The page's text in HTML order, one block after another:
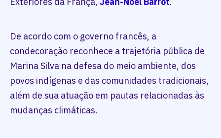
De acordo com o governo francês, a
condecoração reconhece a trajetória pública de
Marina Silva na defesa do meio ambiente, dos
povos indígenas e das comunidades tradicionais,
além de sua atuação em pautas relacionadas às
mudanças climáticas.